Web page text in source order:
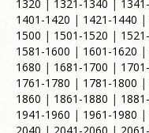
1320 | 1321-1340 |
1401-1420 | 1421-1440 |
1500 | 1501-1520 |
1581-1600 | 1601-1620 |
1680 | 1681-1700 |
1761-1780 | 1781-1800 |
1860 | 1861-1880 |
1941-1960 | 1961-1980 |
2040 | 2041-2060 |